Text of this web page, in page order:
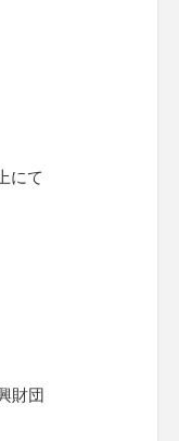
にて
財団